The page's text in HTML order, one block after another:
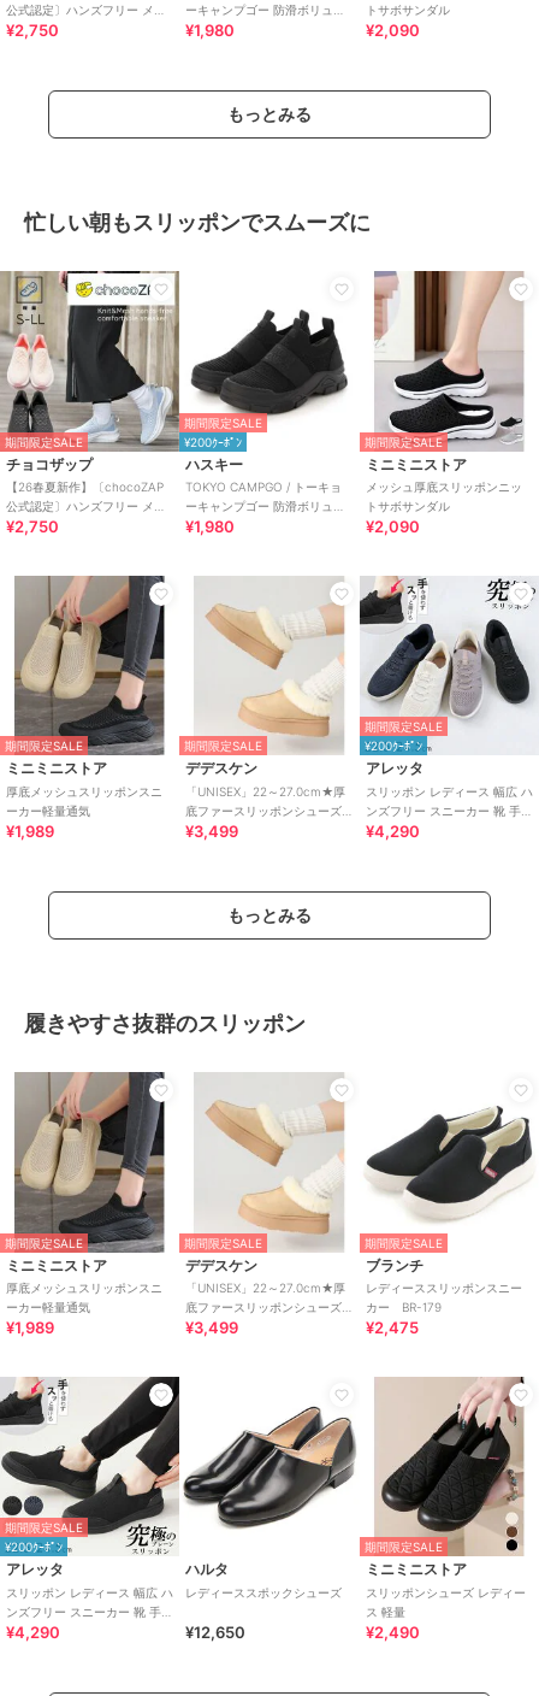
公式認定〕ハンズフリー メッ
シュニット スリッポン
¥2,750
ーキャンプゴー 防滑ボリュー
ムソール 防水スリッポンスニ
¥1,980
トサボサンダル
¥2,090
もっとみる
忙しい朝もスリッポンでスムーズに
期間限定SALE
チョコザップ
【26春夏新作】〔chocoZAP
公式認定〕ハンズフリー メッ
シュニット スリッポン
¥2,750
期間限定SALE
¥200ｸｰﾎﾟﾝ
ハスキー
TOKYO CAMPGO / トーキョ
ーキャンプゴー 防滑ボリュー
ムソール 防水スリッポンスニ
¥1,980
期間限定SALE
ミニミニストア
メッシュ厚底スリッポンニッ
トサボサンダル
¥2,090
期間限定SALE
ミニミニストア
厚底メッシュスリッポンスニ
ーカー軽量通気
¥1,989
期間限定SALE
デデスケン
「UNISEX」22～27.0cm★厚
底ファースリッポンシューズ
★6366
¥3,499
期間限定SALE
¥200ｸｰﾎﾟﾝ
アレッタ
スリッポン レディース 幅広 ハ
ンズフリー スニーカー 靴 手を
使わず履ける ゴム紐 きれいめ
¥4,290
もっとみる
履きやすさ抜群のスリッポン
期間限定SALE
ミニミニストア
厚底メッシュスリッポンスニ
ーカー軽量通気
¥1,989
期間限定SALE
デデスケン
「UNISEX」22～27.0cm★厚
底ファースリッポンシューズ
★6366
¥3,499
期間限定SALE
ブランチ
レディーススリッポンスニー
カー BR-179
¥2,475
期間限定SALE
¥200ｸｰﾎﾟﾝ
アレッタ
スリッポン レディース 幅広 ハ
ンズフリー スニーカー 靴 手を
使わず履ける プレーン きれい
¥4,290
ハルタ
レディーススポックシューズ
¥12,650
期間限定SALE
ミニミニストア
スリッポンシューズ レディー
ス 軽量
¥2,490